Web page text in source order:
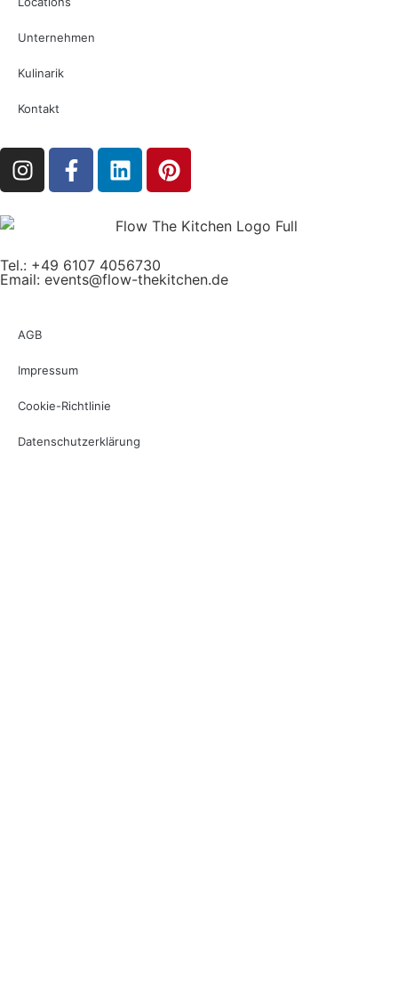
Unternehmen
Kulinarik
Kontakt
Tel.: +49 6107 4056730
Email: events@flow-thekitchen.de
AGB
Impressum
Cookie-Richtlinie
Datenschutzerklärung